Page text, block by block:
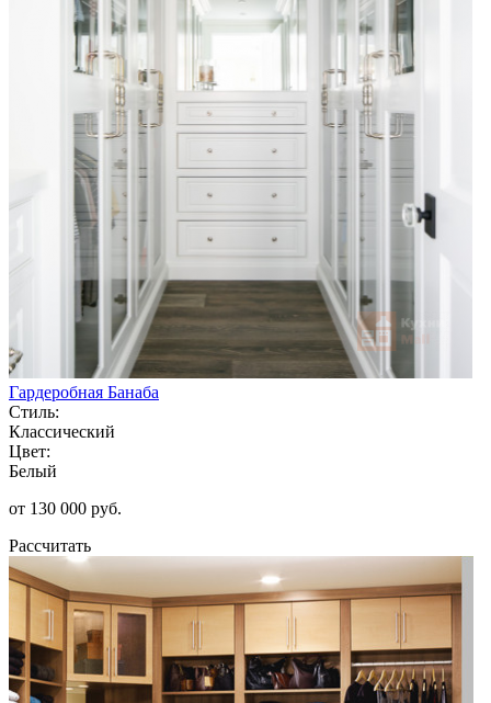
Гардеробная Банаба
Стиль:
Классический
Цвет:
Белый
от 130 000 руб.
Рассчитать